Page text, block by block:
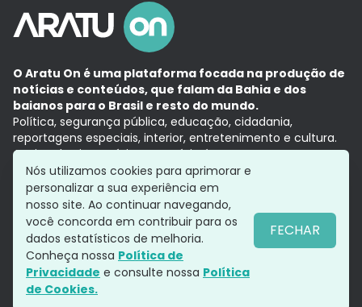
O Aratu On é uma plataforma focada na produção de
notícias e conteúdos, que falam da Bahia e dos
baianos para o Brasil e resto do mundo.
Política, segurança pública, educação, cidadania,
reportagens especiais, interior, entretenimento e cultura.
Aqui, tudo vira notícia e a notícia é no tempo presente,
com a credibilidade do Grupo Aratu.
Grupo Aratu
Política de privacidade
Siga-nos
Nós utilizamos cookies para aprimorar e
personalizar a sua experiência em
nosso site. Ao continuar navegando,
você concorda em contribuir para os
dados estatísticos de melhoria.
Conheça nossa Política de
Privacidade e consulte nossa Política
de Cookies.
FECHAR